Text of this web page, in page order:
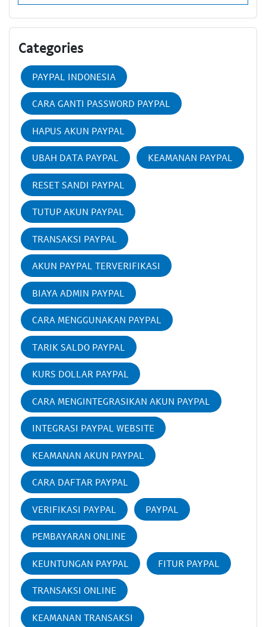
Categories
PAYPAL INDONESIA
CARA GANTI PASSWORD PAYPAL
HAPUS AKUN PAYPAL
UBAH DATA PAYPAL KEAMANAN PAYPAL
RESET SANDI PAYPAL
TUTUP AKUN PAYPAL
TRANSAKSI PAYPAL
AKUN PAYPAL TERVERIFIKASI
BIAYA ADMIN PAYPAL
CARA MENGGUNAKAN PAYPAL
TARIK SALDO PAYPAL
KURS DOLLAR PAYPAL
CARA MENGINTEGRASIKAN AKUN PAYPAL
INTEGRASI PAYPAL WEBSITE
KEAMANAN AKUN PAYPAL
CARA DAFTAR PAYPAL
VERIFIKASI PAYPAL PAYPAL
PEMBAYARAN ONLINE
KEUNTUNGAN PAYPAL FITUR PAYPAL
TRANSAKSI ONLINE
KEAMANAN TRANSAKSI